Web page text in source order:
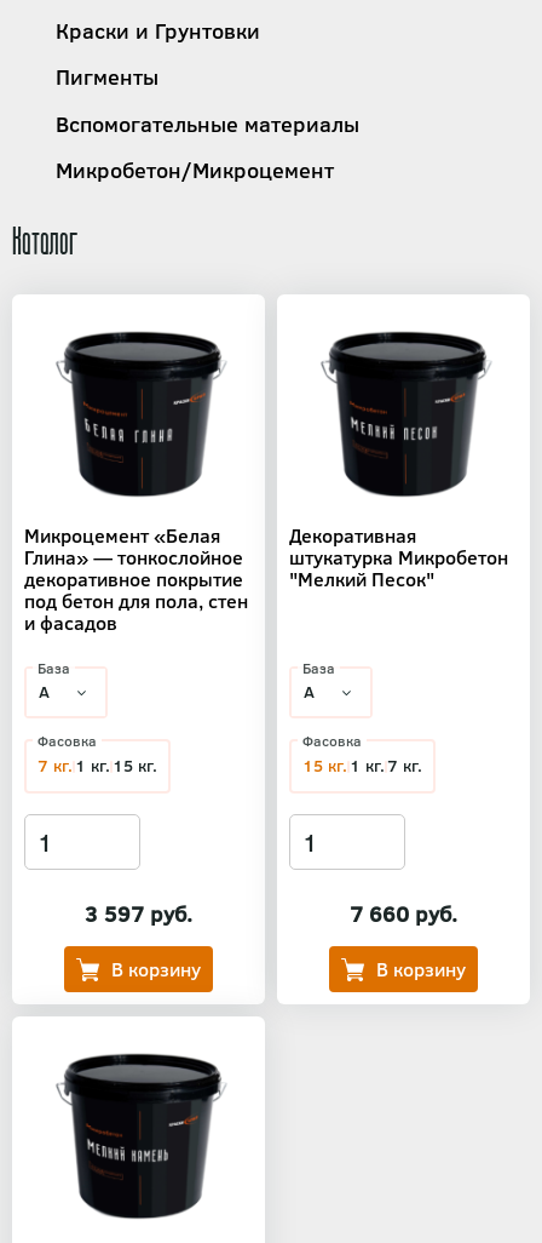
Каталог
Микроцемент «Белая
Глина» — тонкослойное
декоративное покрытие
под бетон для пола, стен
и фасадов
3 597 руб.
База
Фасовка
7 кг. 1 кг. 15 кг.
Декоративная
штукатурка Микробетон
"Мелкий Песок"
7 660 руб.
База
Фасовка
15 кг. 1 кг.7 кг.
Краски и Грунтовки
Пигменты
Вспомогательные материалы
Микробетон/Микроцемент